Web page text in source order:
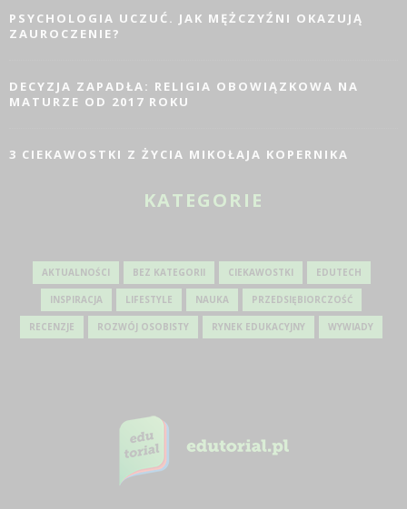
PSYCHOLOGIA UCZUĆ. JAK MĘŻCZYŹNI OKAZUJĄ
ZAUROCZENIE?
DECYZJA ZAPADŁA: RELIGIA OBOWIĄZKOWA NA
MATURZE OD 2017 ROKU
3 CIEKAWOSTKI Z ŻYCIA MIKOŁAJA KOPERNIKA
KATEGORIE
AKTUALNOŚCI BEZ KATEGORII CIEKAWOSTKI EDUTECH
INSPIRACJA LIFESTYLE NAUKA PRZEDSIĘBIORCZOŚĆ
RECENZJE ROZWÓJ OSOBISTY RYNEK EDUKACYJNY WYWIADY